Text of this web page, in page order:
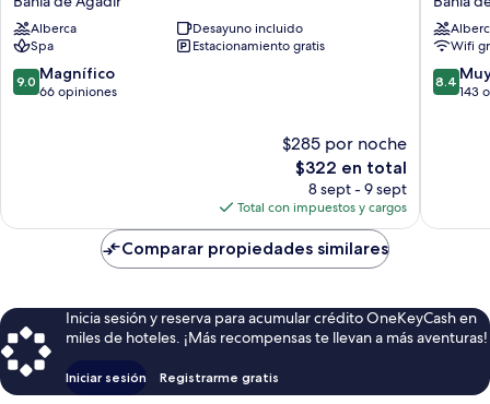
Des
Roses
Bahía
de
Agadir
Alberca
Desayuno incluido
Spa
Estacionamiento gratis
9.0
de
9.0 Magnífico
66 opiniones
$285 por noche
El
precio
actual
es
de
$322
$322 en total
8 sept - 9 sept
Total con impuestos y cargos
Bahía
de
Agadir
Wifi
8.4
de
8.4
143
Comparar propiedades similares
Inicia sesión y reserva para acumular crédito OneKeyCash en
miles de hoteles. ¡Más recompensas te llevan a más aventuras!
Iniciar sesión Registrarme gratis